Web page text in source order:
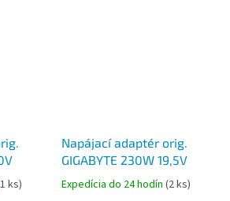
ks)
Napájací adaptér orig.
GIGABYTE 230W 19,5V
Expedícia do 24 hodín (2 ks)